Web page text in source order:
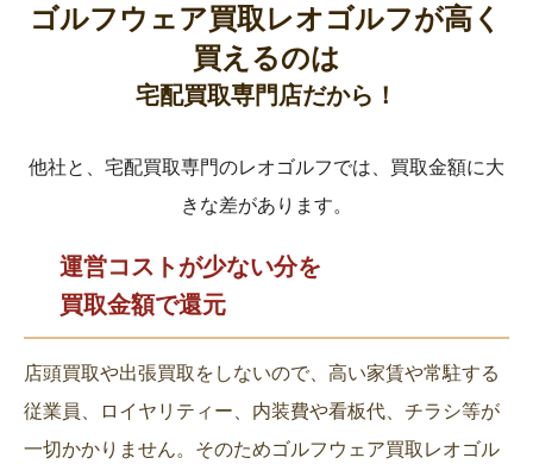
ゴルフウェア買取レオゴルフが高く
買えるのは
宅配買取専門店だから！
他社と、宅配買取専門のレオゴルフでは、買取金額に大
きな差があります。
運営コストが少ない分を
買取金額で還元
店頭買取や出張買取をしないので、高い家賃や常駐する
従業員、ロイヤリティー、内装費や看板代、チラシ等が
一切かかりません。そのためゴルフウェア買取レオゴル